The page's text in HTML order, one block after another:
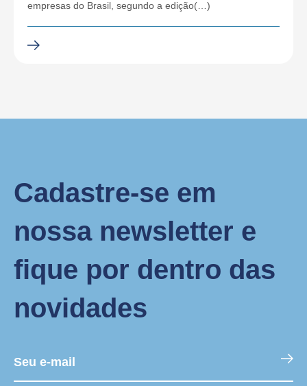
empresas do Brasil, segundo a edição(…)
Cadastre-se em
nossa newsletter e
fique por dentro das
novidades